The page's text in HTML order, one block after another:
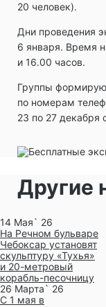
20 человек).
Дни проведения
6 января. Время
и 16.00 часов.
Группы
по номерам
23 по 27 декабря
Другие
14 Мая` 26
На Речном бульваре
Чебоксар установят
скульптуру «Тухья»
и 20-метровый
корабль-песочницу
26 Марта` 26
С 1 мая в